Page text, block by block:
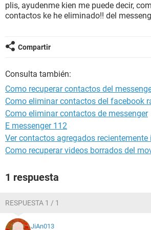
plis, ayudenme kien me puede decir,
contactos ke he eliminado!! del
Compartir
Consulta también:
Como recuperar contactos del
Como eliminar contactos del facebook
Como eliminar contactos de messenger
E messenger 112
Ver contactos agregados recientemente
Como recuperar videos borrados del
1 respuesta
RESPUESTA 1 / 1
JiAn013